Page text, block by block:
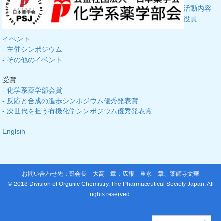
活動内容
役員
イベント
- 主催シンポジウム
- その他のイベント
受賞
- 化学系薬学部会賞
- 反応と合成の進歩シンポジウム優秀発表賞
- 次世代を担う有機化学シンポジウム優秀発表賞
Englsih
お問い合わせ先：部会長 大高 章 ；広報 重永 章、 薬師寺文華
© 2018 Division of Organic Chemistry, The Pharmaceutical Society Japan. All
rights reserved.